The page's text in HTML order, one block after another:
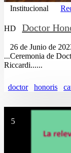
Institucional
HD Doctor
26 de Junio de
...Ceremonia de
Riccardi......
doctor honoris
5